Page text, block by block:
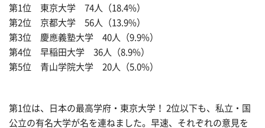
第1位 東京大学 74人（18.4%）
第2位 京都大学 56人（13.9%）
第3位 慶應義塾大学 40人（9.9%）
第4位 早稲田大学 36人（8.9%）
第5位 青山学院大学 20人（5.0%）
第1位は、日本の最高学府・東京大学！ 2位以下も、私立・国
公立の有名大学が名を連ねました。早速、それぞれの意見を